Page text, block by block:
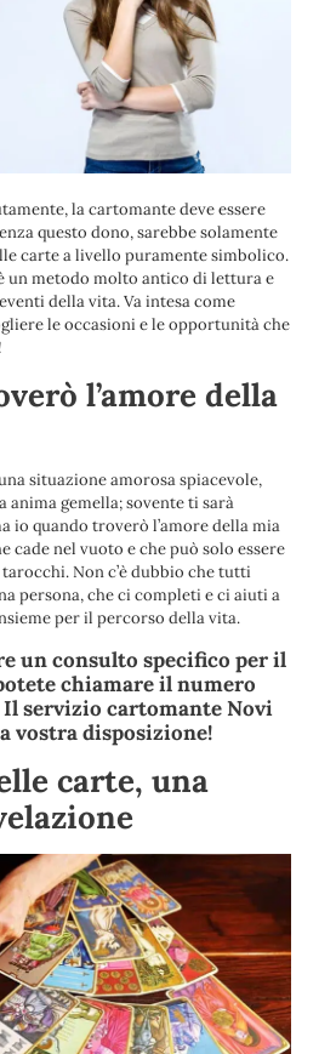
la cartomante deve essere
questo dono, sarebbe solamente
carte a livello puramente simbolico.
un metodo molto antico di lettura e
della vita. Va intesa come
le occasioni e le opportunità che
l’amore della
situazione amorosa spiacevole,
anima gemella; sovente ti sarà
io quando troverò l’amore della mia
cade nel vuoto e che può solo essere
Non c’è dubbio che tutti
persona, che ci completi e ci aiuti a
per il percorso della vita.
un consulto specifico per il
chiamare il numero
Il servizio cartomante Novi
vostra disposizione!
carte, una